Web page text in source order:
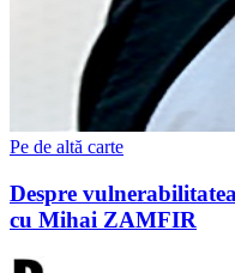
Pe de altă carte
Despre
cu Mihai ZAMFIR